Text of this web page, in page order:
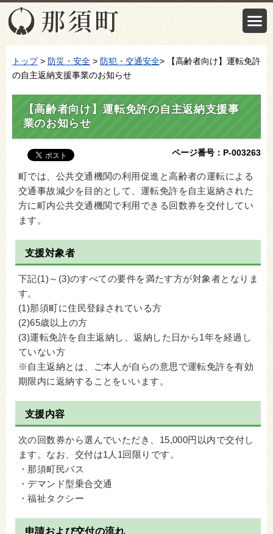
トップ> 防災・安全 > 防犯・交通安全> 【高齢者向け】運転免許
の自主返納支援事業のお知らせ
【高齢者向け】運転免許の自主返納支援事
業のお知らせ
ページ番号：P-003263
町では、公共交通機関の利用促進と高齢者の運転による
交通事故減少を目的として、運転免許を自主返納された
方に町内公共交通機関で利用できる回数券を交付してい
ます。
支援対象者
下記(1)～(3)のすべての要件を満たす方が対象者となりま
す。
(1)那須町に住民登録されている方
(2)65歳以上の方
(3)運転免許を自主返納し、返納した日から1年を経過し
ていない方
※自主返納とは、ご本人が自らの意思で運転免許を有効
期限内に返納することをいいます。
支援内容
次の回数券から選んでいただき、15,000円以内で交付し
ます。なお、交付は1人1回限りです。
・那須町民バス
・デマンド型乗合交通
・福祉タクシー
申請および交付の流れ